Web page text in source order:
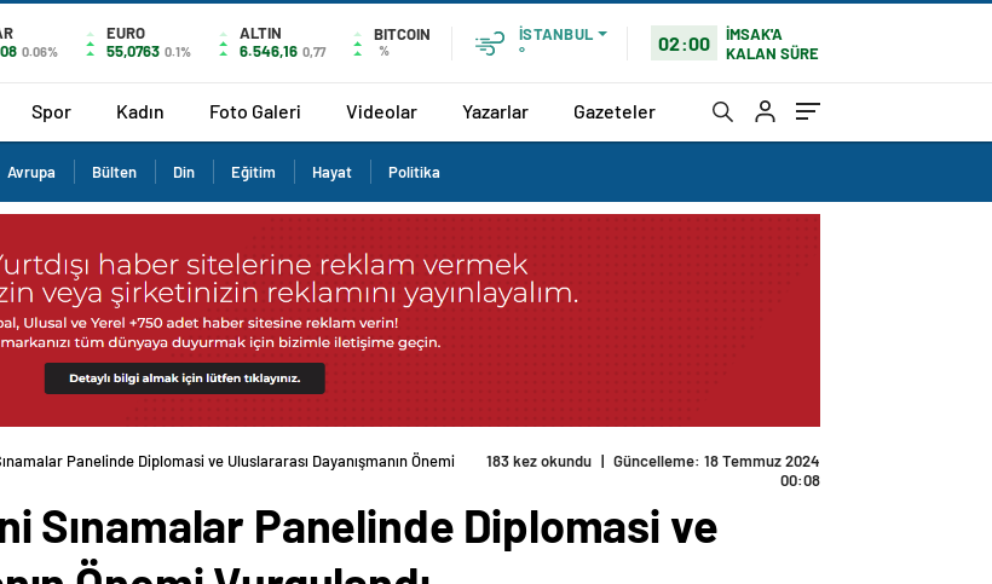
0.06%
EURO
55,0763 0.1%
ALTIN
6.546,16 0,77
BITCOIN
%
İSTANBUL
°
02:00
İMSAK'A
KALAN SÜRE
Spor Kadın Foto Galeri Videolar Yazarlar Gazeteler
Avrupa Bülten Din Eğitim Hayat Politika
Panelinde Diplomasi ve Uluslararası Dayanışmanın Önemi
183 kez okundu | Güncelleme: 18 Temmuz 2024
00:08
Sınamalar Panelinde Diplomasi ve